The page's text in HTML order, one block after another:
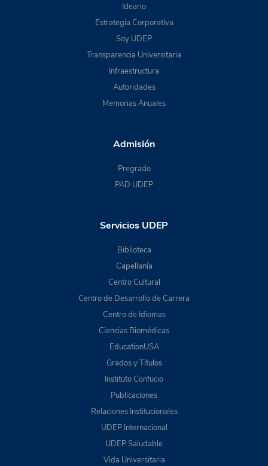
Ideario
Estrategia Corporativa
Soy UDEP
Transparencia Universitaria
Infraestructura
Autoridades
Memorias Anuales
Admisión
Pregrado
PAD UDEP
Servicios UDEP
Biblioteca
Capellanía
Centro Cultural
Centro de Desarrollo de Carrera
Centro de Idiomas
Ciencias Biomédicas
EducationUSA
Grados y Títulos
Instituto Confucio
Publicaciones
Relaciones Institucionales
UDEP Internacional
UDEP Saludable
Vida Universitaria